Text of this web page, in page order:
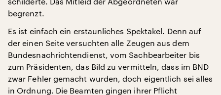
begrenzt.
Es ist einfach ein erstaunliches Spektakel. Denn auf
der einen Seite versuchten alle Zeugen aus dem
Bundesnachrichtendienst, vom Sachbearbeiter bis
zum Präsidenten, das Bild zu vermitteln, dass im BND
zwar Fehler gemacht wurden, doch eigentlich sei alles
in Ordnung. Die Beamten gingen ihrer Pflicht